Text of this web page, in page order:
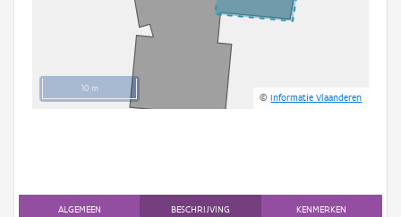
10 m
©Informatie Vlaanderen
ALGEMEEN BESCHRIJVING KENMERKEN